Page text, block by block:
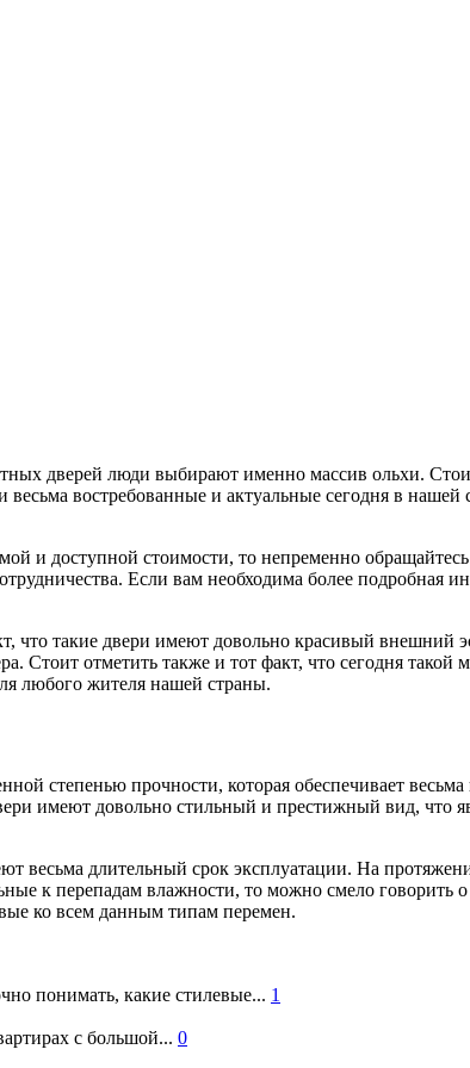
дверей люди выбирают именно массив ольхи.
востребованные и актуальные сегодня в
и доступной стоимости, то непременно
Если вам необходима более подробная
что такие двери имеют довольно красивый внешний
отметить также и тот факт, что сегодня такой
любого жителя нашей страны.
степенью прочности, которая обеспечивает
имеют довольно стильный и престижный вид, что
длительный срок эксплуатации. На
к перепадам влажности, то можно смело говорить
ко всем данным типам перемен.
понимать, какие стилевые... 1
с большой... 0